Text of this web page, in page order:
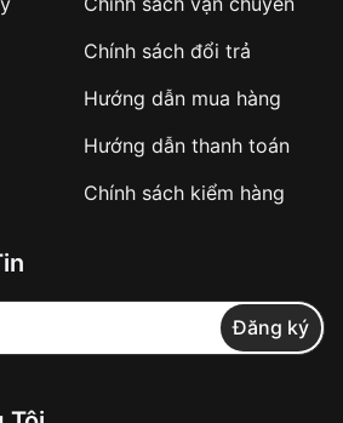
thanh toán khi nhận hàng hoặc
lý đơn hàng nhanh chóng
trạng hủy đơn không mong
Chính sách đổi trả
Hướng dẫn mua hàng
Hướng dẫn thanh toán
Chính sách kiểm hàng
Đăng ký